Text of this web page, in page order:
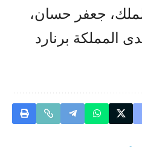
جعفر حسان،
المملكة برنارد